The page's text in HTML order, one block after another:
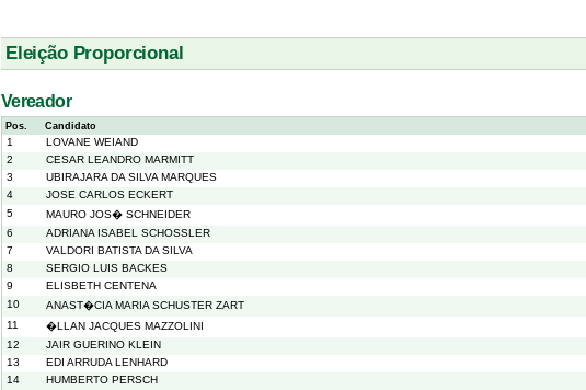
Eleição Proporcional
Vereador
Pos. Candidato
1 LOVANE WEIAND
2
CESAR LEANDRO MARMITT
3
UBIRAJARA DA SILVA MARQUES
4
JOSE CARLOS ECKERT
5
MAURO JOS� SCHNEIDER
6
ADRIANA ISABEL SCHOSSLER
7
VALDORI BATISTA DA SILVA
8
SERGIO LUIS BACKES
9
ELISBETH CENTENA
10
ANAST�CIA MARIA SCHUSTER ZART
11
�LLAN JACQUES MAZZOLINI
12
JAIR GUERINO KLEIN
13
EDI ARRUDA LENHARD
14
HUMBERTO PERSCH